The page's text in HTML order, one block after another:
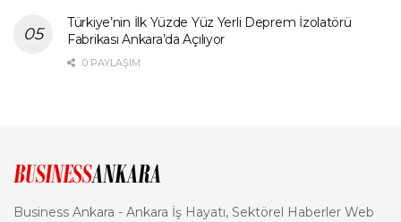
Türkiye’nin İlk Yüzde Yüz Yerli Deprem İzolatörü
Fabrikası Ankara’da Açılıyor
0 PAYLAŞIM
Business Ankara - Ankara İş Hayatı, Sektörel Haberler Web